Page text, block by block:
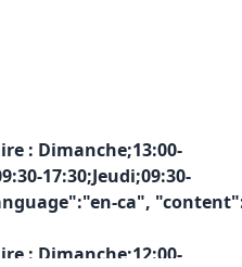
: Dimanche;13:00-
17:30;Jeudi;09:30-
ca",
: Dimanche;12:00-